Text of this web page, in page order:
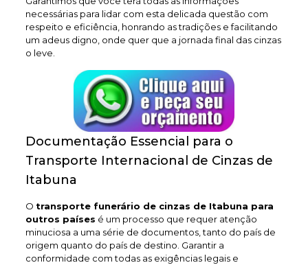
necessárias para lidar com esta delicada questão com
respeito e eficiência, honrando as tradições e facilitando
um adeus digno, onde quer que a jornada final das cinzas
o leve.
Documentação Essencial para o
Transporte Internacional de Cinzas de
Itabuna
O transporte funerário de cinzas de Itabuna para
outros países é um processo que requer atenção
minuciosa a uma série de documentos, tanto do país de
origem quanto do país de destino. Garantir a
conformidade com todas as exigências legais e